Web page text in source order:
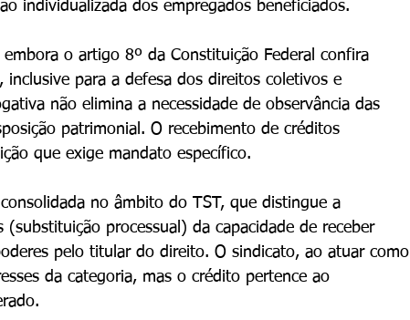
individualizada dos empregados beneficiados.
o artigo 8º da Constituição Federal confira
inclusive para a defesa dos direitos coletivos e
não elimina a necessidade de observância das
patrimonial. O recebimento de créditos
que exige mandato específico.
no âmbito do TST, que distingue a
(substituição processual) da capacidade de receber
pelo titular do direito. O sindicato, ao atuar como
da categoria, mas o crédito pertence ao